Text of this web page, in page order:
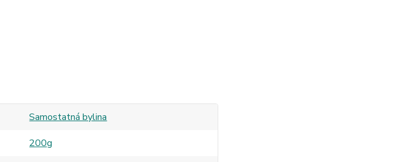
Samostatná bylina
200g